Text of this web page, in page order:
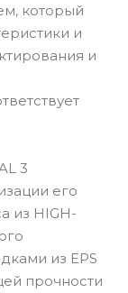
который
и
и
3
его
из HIGH-
из EPS
прочности